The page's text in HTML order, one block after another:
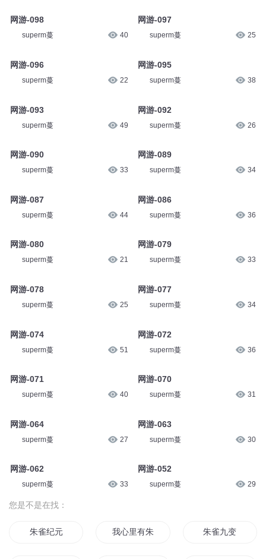
网游-098
superm蔓 40
网游-096
superm蔓 22
网游-093
superm蔓 49
网游-090
superm蔓 33
网游-087
superm蔓 44
网游-080
superm蔓 21
网游-078
superm蔓 25
网游-074
superm蔓 51
网游-071
superm蔓 40
网游-064
superm蔓 27
网游-062
superm蔓 33
网游-097
superm蔓 25
网游-095
superm蔓 38
网游-092
superm蔓 26
网游-089
superm蔓 34
网游-086
superm蔓 36
网游-079
superm蔓 33
网游-077
superm蔓 34
网游-072
superm蔓 36
网游-070
superm蔓 31
网游-063
superm蔓 30
网游-052
superm蔓 29
您是不是在找：
朱雀纪元 我心里有朱雀 朱雀九变